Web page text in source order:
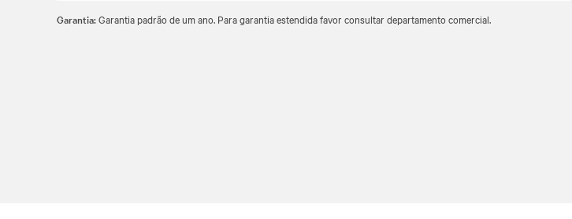
Garantia:Garantia padrão de um ano. Para garantia estendida favor consultar departamento comercial.